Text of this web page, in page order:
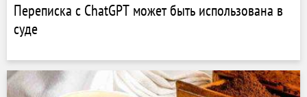
Переписка с ChatGPT может быть использована в
суде